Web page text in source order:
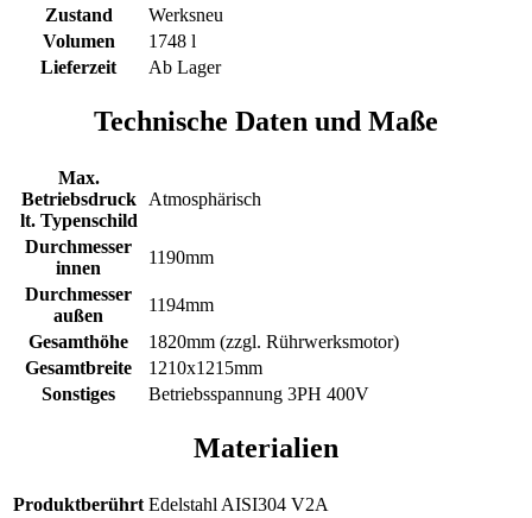
Zustand
Werksneu
Volumen
1748 l
Lieferzeit
Ab Lager
Technische Daten und Maße
Max.
Betriebsdruck
lt. Typenschild
Atmosphärisch
Durchmesser
innen
1190mm
Durchmesser
außen
1194mm
Gesamthöhe
1820mm (zzgl. Rührwerksmotor)
Gesamtbreite
1210x1215mm
Sonstiges
Betriebsspannung 3PH 400V
Materialien
Produktberührt Edelstahl AISI304 V2A